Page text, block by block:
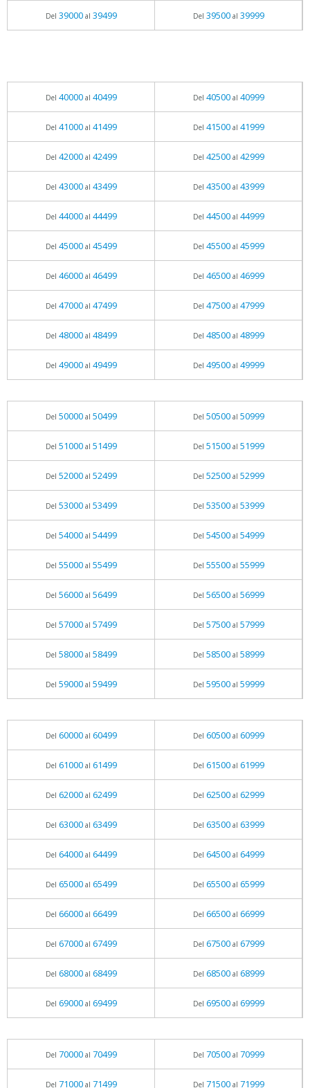
Del 39000al 39499 Del 39500al 39999
Del 40000al 40499 Del 40500al 40999
Del 41000al 41499 Del 41500al 41999
Del 42000al 42499 Del 42500al 42999
Del 43000al 43499 Del 43500al 43999
Del 44000al 44499 Del 44500al 44999
Del 45000al 45499 Del 45500al 45999
Del 46000al 46499 Del 46500al 46999
Del 47000al 47499 Del 47500al 47999
Del 48000al 48499 Del 48500al 48999
Del 49000al 49499 Del 49500al 49999
Del 50000al 50499 Del 50500al 50999
Del 51000al 51499 Del 51500al 51999
Del 52000al 52499 Del 52500al 52999
Del 53000al 53499 Del 53500al 53999
Del 54000al 54499 Del 54500al 54999
Del 55000al 55499 Del 55500al 55999
Del 56000al 56499 Del 56500al 56999
Del 57000al 57499 Del 57500al 57999
Del 58000al 58499 Del 58500al 58999
Del 59000al 59499 Del 59500al 59999
Del 60000al 60499 Del 60500al 60999
Del 61000al 61499 Del 61500al 61999
Del 62000al 62499 Del 62500al 62999
Del 63000al 63499 Del 63500al 63999
Del 64000al 64499 Del 64500al 64999
Del 65000al 65499 Del 65500al 65999
Del 66000al 66499 Del 66500al 66999
Del 67000al 67499 Del 67500al 67999
Del 68000al 68499 Del 68500al 68999
Del 69000al 69499 Del 69500al 69999
Del 70000al 70499 Del 70500al 70999
Del 71000al 71499 Del 71500al 71999